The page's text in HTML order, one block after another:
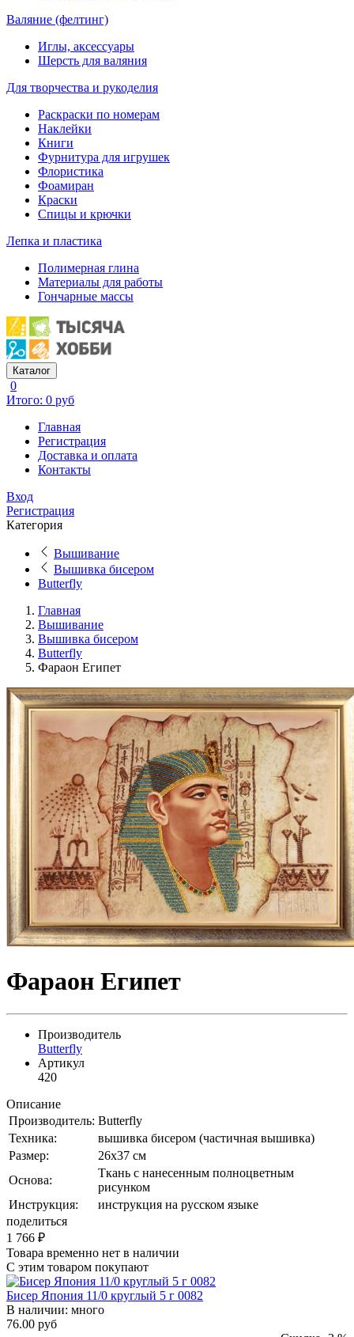
Валяние (фелтинг)
Иглы, аксессуары
Шерсть для валяния
Для творчества и рукоделия
Раскраски по номерам
Наклейки
Книги
Фурнитура для игрушек
Флористика
Фоамиран
Краски
Спицы и крючки
Лепка и пластика
Полимерная глина
Материалы для работы
Гончарные массы
Каталог
0
Итого: 0 руб
Главная
Регистрация
Доставка и оплата
Контакты
Вход
Регистрация
Категория
Вышивание
Вышивка бисером
Butterfly
Главная
Вышивание
Вышивка бисером
Butterfly
Фараон Египет
Фараон Египет
Производитель
Butterfly
Артикул
420
Описание
Производитель: Butterfly
Техника:
вышивка бисером (частичная вышивка)
Размер:
26х37 см
Основа:
Ткань с нанесенным полноцветным
рисунком
Инструкция:
инструкция на русском языке
поделиться
1 766 ₽
Товара временно нет в наличии
С этим товаром покупают
Бисер Япония 11/0 круглый 5 г 0082
В наличии: много
76.00 руб